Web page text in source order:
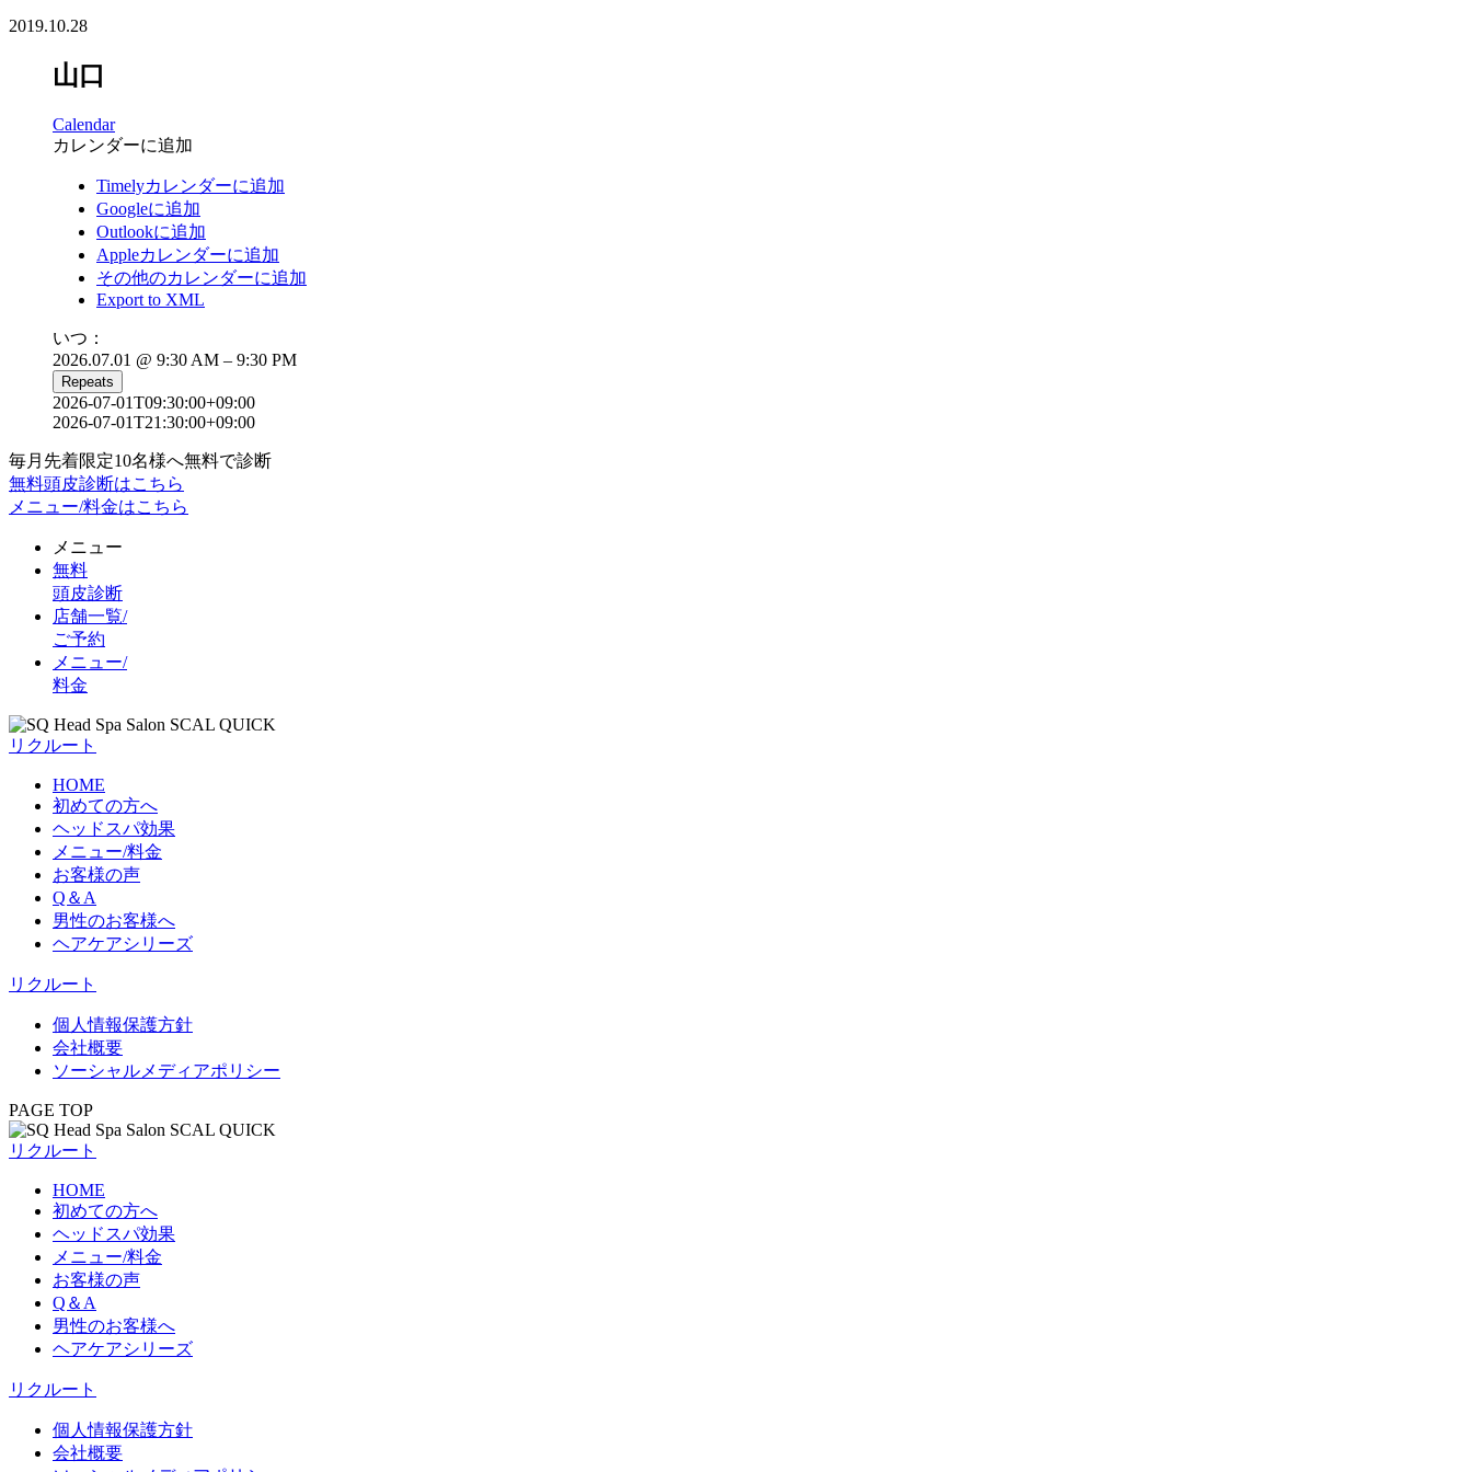
2019.10.28
山口
Calendar
カレンダーに追加
Timelyカレンダーに追加
Googleに追加
Outlookに追加
Appleカレンダーに追加
その他のカレンダーに追加
Export to XML
いつ：
2026.07.01 @ 9:30 AM – 9:30 PM
Repeats
2026-07-01T09:30:00+09:00
2026-07-01T21:30:00+09:00
毎月先着限定10名様へ無料で診断
無料頭皮診断はこちら
メニュー/料金はこちら
メニュー
無料
頭皮診断
店舗一覧/
ご予約
メニュー/
料金
リクルート
HOME
初めての方へ
ヘッドスパ効果
メニュー/料金
お客様の声
Q＆A
男性のお客様へ
ヘアケアシリーズ
リクルート
個人情報保護方針
会社概要
ソーシャルメディアポリシー
PAGE TOP
リクルート
HOME
初めての方へ
ヘッドスパ効果
メニュー/料金
お客様の声
Q＆A
男性のお客様へ
ヘアケアシリーズ
リクルート
個人情報保護方針
会社概要